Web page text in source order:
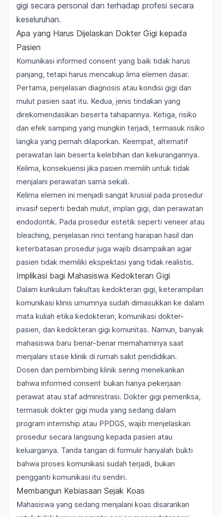
gigi secara personal dan terhadap profesi secara
keseluruhan.
Apa yang Harus Dijelaskan Dokter Gigi kepada
Pasien
Komunikasi informed consent yang baik tidak harus
panjang, tetapi harus mencakup lima elemen dasar.
Pertama, penjelasan diagnosis atau kondisi gigi dan
mulut pasien saat itu. Kedua, jenis tindakan yang
direkomendasikan beserta tahapannya. Ketiga, risiko
dan efek samping yang mungkin terjadi, termasuk risiko
langka yang pernah dilaporkan. Keempat, alternatif
perawatan lain beserta kelebihan dan kekurangannya.
Kelima, konsekuensi jika pasien memilih untuk tidak
menjalani perawatan sama sekali.
Kelima elemen ini menjadi sangat krusial pada prosedur
invasif seperti bedah mulut, implan gigi, dan perawatan
endodontik. Pada prosedur estetik seperti veneer atau
bleaching, penjelasan rinci tentang harapan hasil dan
keterbatasan prosedur juga wajib disampaikan agar
pasien tidak memiliki ekspektasi yang tidak realistis.
Implikasi bagi Mahasiswa Kedokteran Gigi
Dalam kurikulum fakultas kedokteran gigi, keterampilan
komunikasi klinis umumnya sudah dimasukkan ke dalam
mata kuliah etika kedokteran, komunikasi dokter-
pasien, dan kedokteran gigi komunitas. Namun, banyak
mahasiswa baru benar-benar memahaminya saat
menjalani stase klinik di rumah sakit pendidikan.
Dosen dan pembimbing klinik sering menekankan
bahwa informed consent bukan hanya pekerjaan
perawat atau staf administrasi. Dokter gigi pemeriksa,
termasuk dokter gigi muda yang sedang dalam
program internship atau PPDGS, wajib menjelaskan
prosedur secara langsung kepada pasien atau
keluarganya. Tanda tangan di formulir hanyalah bukti
bahwa proses komunikasi sudah terjadi, bukan
pengganti komunikasi itu sendiri.
Membangun Kebiasaan Sejak Koas
Mahasiswa yang sedang menjalani koas disarankan